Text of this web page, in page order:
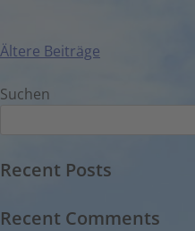
Ältere Beiträge
Suchen
Recent Posts
Recent Comments